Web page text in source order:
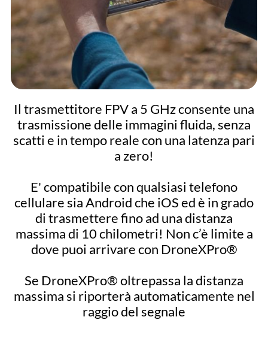
Il trasmettitore FPV a 5 GHz consente una
trasmissione delle immagini fluida, senza
scatti e in tempo reale con una latenza pari
a zero!
E' compatibile con qualsiasi telefono
cellulare sia Android che iOS ed è in grado
di trasmettere fino ad una distanza
massima di 10 chilometri! Non c’è limite a
dove puoi arrivare con DroneXPro®
Se DroneXPro® oltrepassa la distanza
massima si riporterà automaticamente nel
raggio del segnale